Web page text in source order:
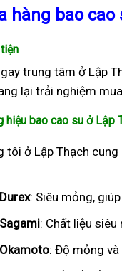
hàng bao
trung tâm ở Lập
lại trải nghiệm
hiệu bao cao su ở Lập
tôi ở Lập Thạch
: Siêu mỏng,
: Chất liệu
: Độ mỏng